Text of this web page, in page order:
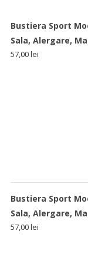
Bustiera Sport
Sala, Alergare,
57,00lei
Bustiera Sport
Sala, Alergare,
57,00lei